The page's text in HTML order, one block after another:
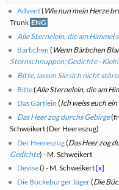
Advent( Wie nun mein Herze
Trunk ENG
Alle Sternelein, die am Himmel
Bärbchen ( Wenn Bärbchen
Sternschnuppen; Gedichte-
Bitte, lassen Sie sich nicht
Bitte(Alle Sternelein, die am
Das Gärtlein (Ich weiss euch
Das Heer zog durchs Gebirge
Schweikert (Der Heereszug)
Der Heereszug(Das Heer zog
Gedichte) - M. Schweikert
Devise() - M. Schweikert[x]
Die Bückeburger Jäger(Die